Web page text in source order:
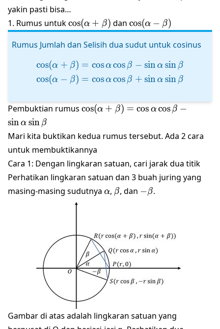
yakin pasti bisa…
1. Rumus untuk\cos(\alpha+\beta)
cos(α + β) dan \cos(\alpha-
\beta)
cos(α − β)
Rumus Jumlah dan Selisih dua sudut untuk cosinus
\begin{align*} \cos (
cos(α + β)
cos(α − β)
= cosαcos β − sinα sin β
= cosαcos β + sinα sin β
Pembuktian rumus \cos(\alpha+\beta)=\cos\alpha
cos(α + β) = cos αcos β −
sinα sin β
Mari kita buktikan kedua rumus tersebut. Ada 2 cara
untuk membuktikannya
Cara 1: Dengan lingkaran satuan, cari jarak dua titik
Perhatikan lingkaran satuan dan 3 buah juring yang
masing-masing sudutnya \alpha
α, \beta
β, dan -
−β.
Gambar di atas adalah lingkaran satuan yang